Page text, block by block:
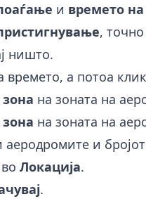
и времето
,
ништо.
времето, а потоа
на зоната на
на зоната на
аеродромите и
Локација.
.